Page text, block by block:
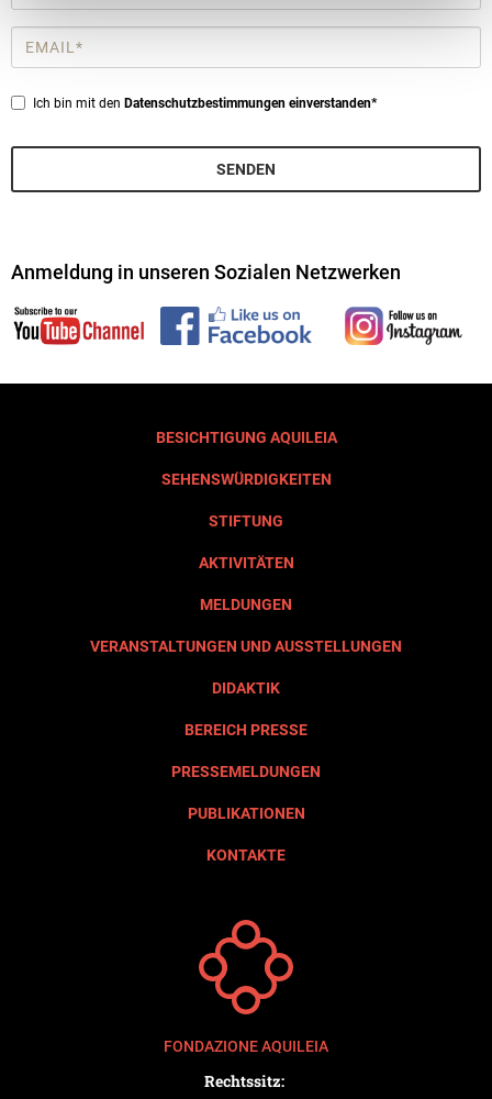
*
Email
*
PrivacyIch bin mit den Datenschutzbestimmungen einverstanden*
SENDEN
Anmeldung in unseren Sozialen Netzwerken
BESICHTIGUNG AQUILEIA
SEHENSWÜRDIGKEITEN
STIFTUNG
AKTIVITÄTEN
MELDUNGEN
VERANSTALTUNGEN UND AUSSTELLUNGEN
DIDAKTIK
BEREICH PRESSE
PRESSEMELDUNGEN
PUBLIKATIONEN
KONTAKTE
FONDAZIONE AQUILEIA
Rechtssitz: